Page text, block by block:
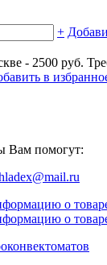
+
- 2500 руб.
в
Вам помогут:
о
о